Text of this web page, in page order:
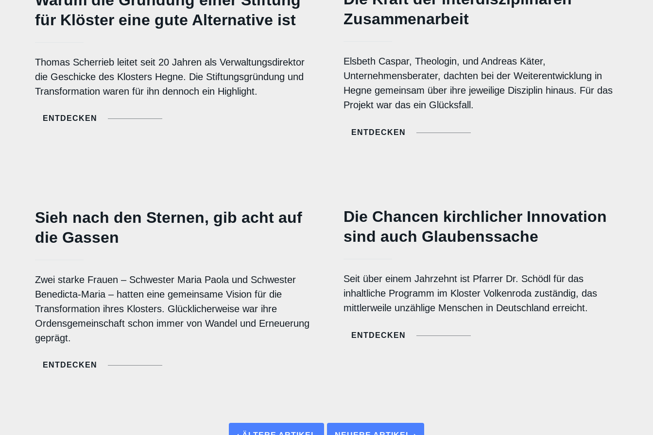
für Klöster eine gute Alternative ist
Thomas Scherrieb leitet seit 20 Jahren als Verwaltungsdirektor
die Geschicke des Klosters Hegne. Die Stiftungsgründung und
Transformation waren für ihn dennoch ein Highlight.
ENTDECKEN
Zusammenarbeit
Elsbeth Caspar, Theologin, und Andreas Käter,
Unternehmensberater, dachten bei der Weiterentwicklung in
Hegne gemeinsam über ihre jeweilige Disziplin hinaus. Für das
Projekt war das ein Glücksfall.
ENTDECKEN
Sieh nach den Sternen, gib acht auf
die Gassen
Zwei starke Frauen – Schwester Maria Paola und Schwester
Benedicta-Maria – hatten eine gemeinsame Vision für die
Transformation ihres Klosters. Glücklicherweise war ihre
Ordensgemeinschaft schon immer von Wandel und Erneuerung
geprägt.
ENTDECKEN
Die Chancen kirchlicher Innovation
sind auch Glaubenssache
Seit über einem Jahrzehnt ist Pfarrer Dr. Schödl für das
inhaltliche Programm im Kloster Volkenroda zuständig, das
mittlerweile unzählige Menschen in Deutschland erreicht.
ENTDECKEN